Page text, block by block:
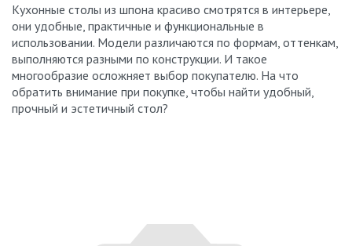
Кухонные столы из шпона красиво смотрятся в интерьере,
они удобные, практичные и функциональные в
использовании. Модели различаются по формам, оттенкам,
выполняются разными по конструкции. И такое
многообразие осложняет выбор покупателю. На что
обратить внимание при покупке, чтобы найти удобный,
прочный и эстетичный стол?